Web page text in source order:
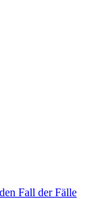
Fall der Fälle